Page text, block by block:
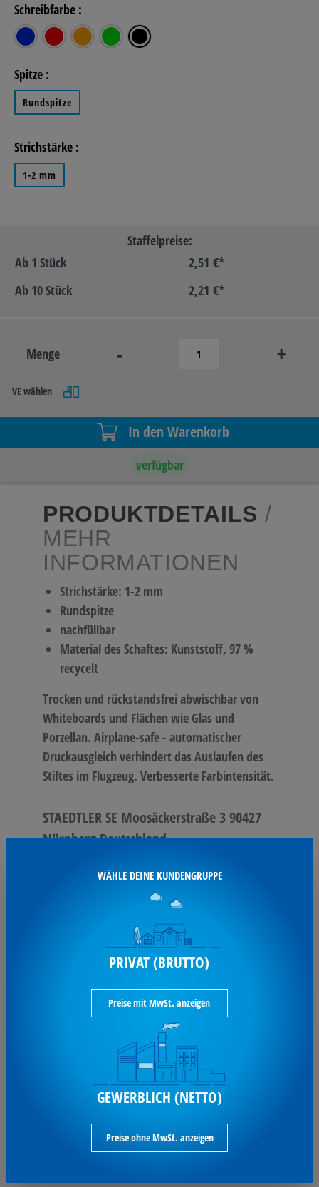
Schreibfarbe :
blau orange grün schwarz
Spitze :
Rundspitze
Strichstärke :
1-2 mm
Staffelpreise:
Ab 1 Stück
2,51 €*
Ab 10 Stück 2,21 €*
Menge - +
VE wählen
In den Warenkorb
verfügbar
PRODUKTDETAILS /
MEHR
INFORMATIONEN
Strichstärke: 1-2 mm
Rundspitze
nachfüllbar
Material des Schaftes: Kunststoff, 97 %
recycelt
Trocken und rückstandsfrei abwischbar von
Whiteboards und Flächen wie Glas und
Porzellan. Airplane-safe - automatischer
Druckausgleich verhindert das Auslaufen des
Stiftes im Flugzeug. Verbesserte Farbintensität.
STAEDTLER SE Moosäckerstraße 3 90427
Nürnberg Deutschland
TECHNISCHE
DATEN
Ausführung der Farbe
schwarz
Biozid-Produkt
Nein
Ja
rund
Kappe umsteckbar
Ja
Made in Germany
Ja
Material des Schaftes
Kunststoff, 97 %
WÄHLE DEINE KUNDENGRUPPE
PRIVAT (BRUTTO)
Preise mit MwSt. anzeigen
GEWERBLICH (NETTO)
Preise ohne MwSt. anzeigen